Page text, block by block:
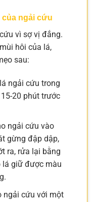
của ngải cứu
vì sợ vị đắng.
hôi của lá,
sau:
ngải cứu trong
20 phút trước
ngải cứu vào
gừng đập dập,
ra, rửa lại bằng
lá giữ được màu
ngải cứu với một